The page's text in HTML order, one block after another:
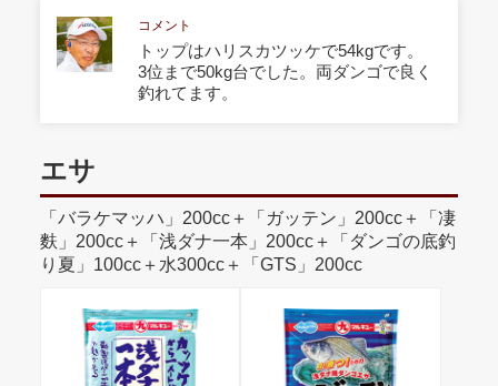
コメント
トップはハリスカツッケで54kgです。
3位まで50kg台でした。両ダンゴで良く
釣れてます。
エサ
「バラケマッハ」200cc＋「ガッテン」200cc＋「凄
麩」200cc＋「浅ダナ一本」200cc＋「ダンゴの底釣
り夏」100cc＋水300cc＋「GTS」200cc